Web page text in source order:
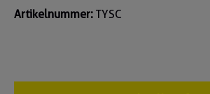
Artikelnummer: TYSC